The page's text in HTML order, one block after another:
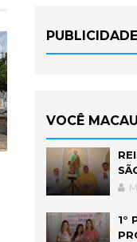
PUBLICIDADE
VOCÊ MACAU
1°